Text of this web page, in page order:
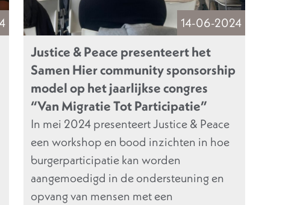
14-06-2024
Justice & Peace presenteert het
Samen Hier community sponsorship
model op het jaarlijkse congres
“Van Migratie Tot Participatie”
In mei 2024 presenteert Justice & Peace
een workshop en bood inzichten in hoe
burgerparticipatie kan worden
aangemoedigd in de ondersteuning en
opvang van mensen met een